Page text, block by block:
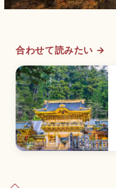
合わせて読みたい →